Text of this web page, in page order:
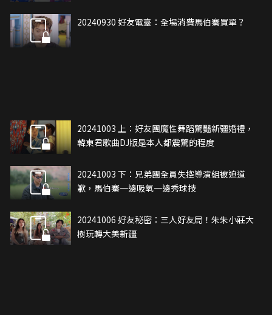
20240930 好友電臺：全場消費馬伯騫買單？
20241003 上：好友團魔性舞蹈驚豔新疆婚禮，
韓東君歌曲DJ版是本人都震驚的程度
20241003 下：兄弟團全員失控導演組被迫道
歉，馬伯騫一邊吸氧一邊秀球技
20241006 好友秘密：三人好友局！朱朱小莊大
樹玩轉大美新疆